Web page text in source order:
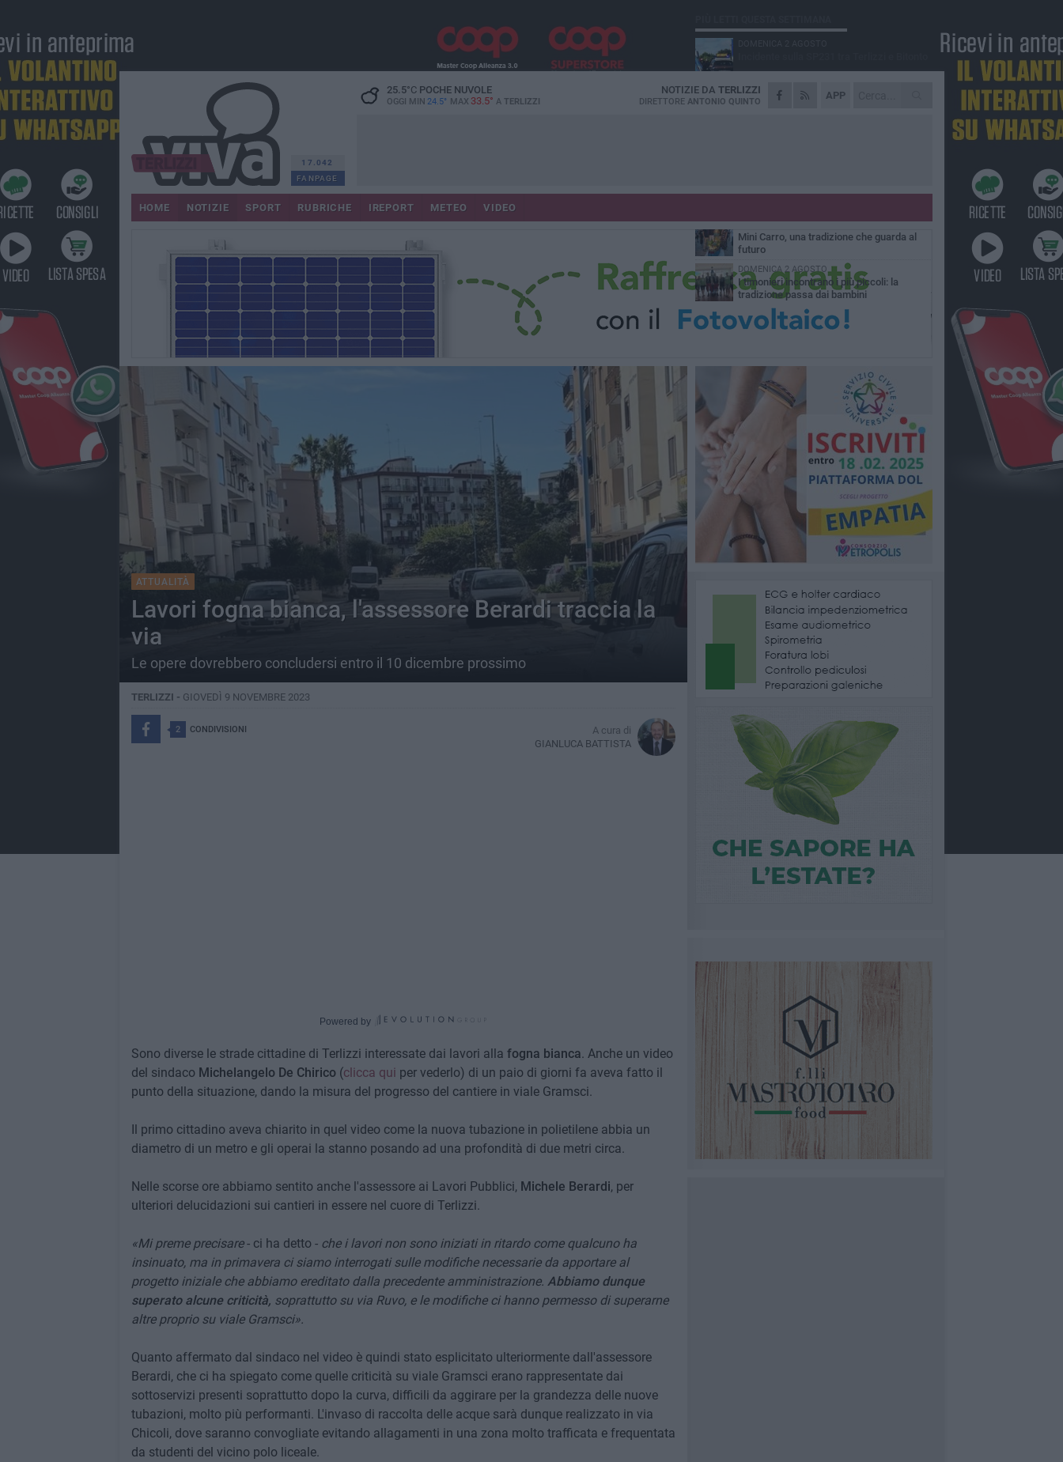
17.042
FANPAGE
25.5°CPOCHE NUVOLE
OGGI MIN 24.5° MAX 33.5° A TERLIZZI
APP
NOTIZIE DA TERLIZZI
DIRETTORE ANTONIO QUINTO
HOME NOTIZIE SPORT RUBRICHE IREPORT METEO VIDEO
ATTUALITÀ
Lavori fogna bianca, l'assessore Berardi traccia la
via
Le opere dovrebbero concludersi entro il 10 dicembre prossimo
TERLIZZI - GIOVEDÌ 9 NOVEMBRE 2023
2 CONDIVISIONI
A cura di
GIANLUCA BATTISTA
Powered by
Sono diverse le strade cittadine di Terlizzi interessate dai lavori alla fogna bianca. Anche un video
del sindaco Michelangelo De Chirico(clicca qui per vederlo) di un paio di giorni fa aveva fatto il
punto della situazione, dando la misura del progresso del cantiere in viale Gramsci.
Il primo cittadino aveva chiarito in quel video come la nuova tubazione in polietilene abbia un
diametro di un metro e gli operai la stanno posando ad una profondità di due metri circa.
Nelle scorse ore abbiamo sentito anche l'assessore ai Lavori Pubblici, Michele Berardi, per
ulteriori delucidazioni sui cantieri in essere nel cuore di Terlizzi.
«Mi preme precisare- ci ha detto - che i lavori non sono iniziati in ritardo come qualcuno ha
insinuato, ma in primavera ci siamo interrogati sulle modifiche necessarie da apportare al
progetto iniziale che abbiamo ereditato dalla precedente amministrazione. Abbiamo dunque
superato alcune criticità, soprattutto su via Ruvo, e le modifiche ci hanno permesso di superarne
altre proprio su viale Gramsci».
Quanto affermato dal sindaco nel video è quindi stato esplicitato ulteriormente dall'assessore
Berardi, che ci ha spiegato come quelle criticità su viale Gramsci erano rappresentate dai
sottoservizi presenti soprattutto dopo la curva, difficili da aggirare per la grandezza delle nuove
tubazioni, molto più performanti. L'invaso di raccolta delle acque sarà dunque realizzato in via
Chicoli, dove saranno convogliate evitando allagamenti in una zona molto trafficata e frequentata
da studenti del vicino polo liceale.
GIOVEDÌ 6 AGOSTO
A Terlizzi nasce il comitato di Futuro
Festa Maggiore, il programma del 6 agosto
MARTEDÌ 4 AGOSTO
Mini Carro, una tradizione che guarda al
futuro
DOMENICA 2 AGOSTO
I timonieri incontrano i più piccoli: la
tradizione passa dai bambini